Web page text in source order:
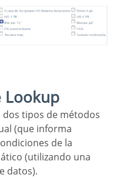
Lookup
(que informa
de la
(utilizando una
datos).